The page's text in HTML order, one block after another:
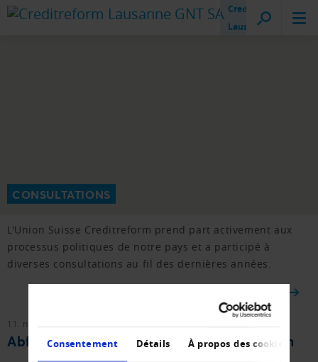
Consentement Détails À propos des cookies
Creditreform
Lausanne
CONSULTATIONS
L'Union Suisse Creditreform prend part activement aux
processus politiques de notre pays et a participé à
diverses consultations au fil des dernières années.
11. novembre 2019
Abfrage von Adressen natürlicher Personen